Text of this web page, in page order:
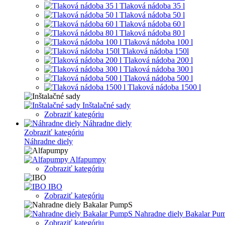
Tlaková nádoba 35 l
Tlaková nádoba 50 l
Tlaková nádoba 60 l
Tlaková nádoba 80 l
Tlaková nádoba 100 l
Tlaková nádoba 150l
Tlaková nádoba 200 l
Tlaková nádoba 300 l
Tlaková nádoba 500 l
Tlaková nádoba 1500 l
Inštalačné sady
Zobraziť kategóriu
Náhradne diely
Zobraziť kategóriu
Náhradne diely
Alfapumpy
Zobraziť kategóriu
IBO
Zobraziť kategóriu
Nahradne diely Bakalar
Zobraziť kategóriu